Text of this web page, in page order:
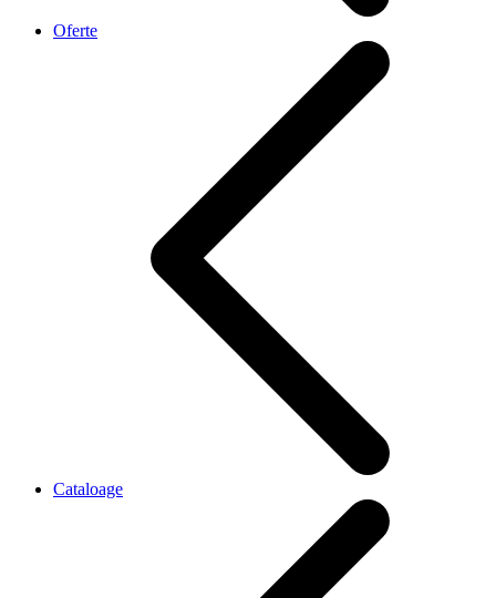
Oferte
Cataloage